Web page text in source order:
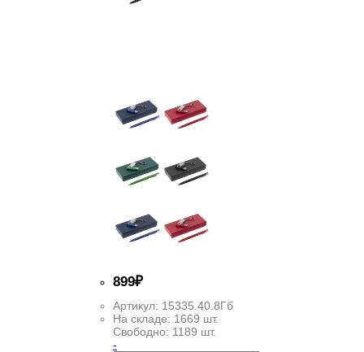
899₽
Артикул: 15335.40.8Гб
На складе: 1669 шт.
Свободно: 1189 шт.
-